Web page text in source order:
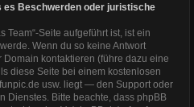
es Beschwerden oder juristische
Team“-Seite aufgeführt ist, ist ein
Wenn du so keine Antwort
kontaktieren (führe dazu eine
diese Seite bei einem kostenlosen
usw. liegt — den Support oder
Dienstes. Bitte beachte, dass phpBB